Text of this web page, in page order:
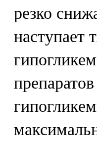
резко
наступает